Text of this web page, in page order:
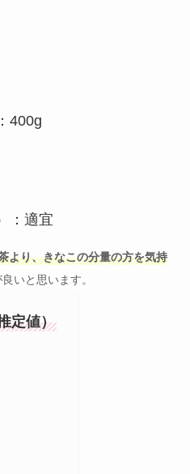
400g
：適宜
より、きなこの分量の方を気持
いと思います。
定値）